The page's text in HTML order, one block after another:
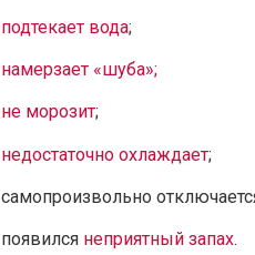
подтекает вода;
намерзает «шуба»;
не морозит;
недостаточно охлаждает;
самопроизвольно
появился неприятный запах.